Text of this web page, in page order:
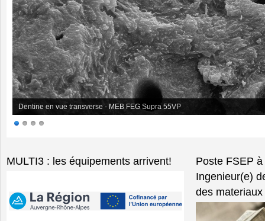
Dentine en vue transverse - MEB FEG Supra 55VP
MULTI3 : les équipements arrivent!
Poste FSEP
Ingenieur(e)
des
Pages